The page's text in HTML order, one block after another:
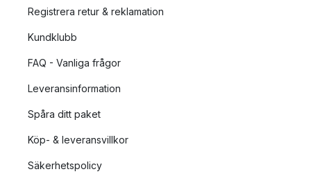
Registrera retur & reklamation
Kundklubb
FAQ - Vanliga frågor
Leveransinformation
Spåra ditt paket
Köp- & leveransvillkor
Säkerhetspolicy